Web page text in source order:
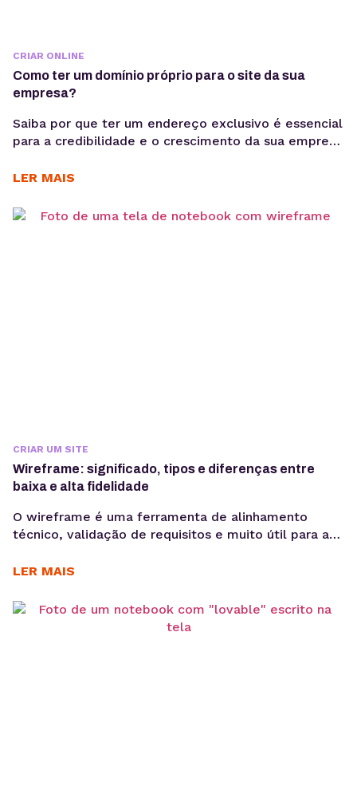
CRIAR ONLINE
Como ter um domínio próprio para o site da sua
empresa?
Saiba por que ter um endereço exclusivo é essencial
para a credibilidade e o crescimento da sua empresa
custos envolvidos e descubra qual extensão faz
lançar o site da sua empresa, o primeiro passo é
LER MAIS
CRIAR UM SITE
Wireframe: significado, tipos e diferenças entre
baixa e alta fidelidade
O wireframe é uma ferramenta de alinhamento
técnico, validação de requisitos e muito útil para a
antecipa problemas de navegação, arquitetura da
recursos em outras etapas. No desenvolvimento de
produtos digitais, decisões tomadas nas primeiras
LER MAIS